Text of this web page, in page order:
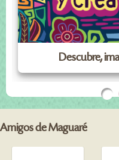
Descubre,
Amigos de Maguaré